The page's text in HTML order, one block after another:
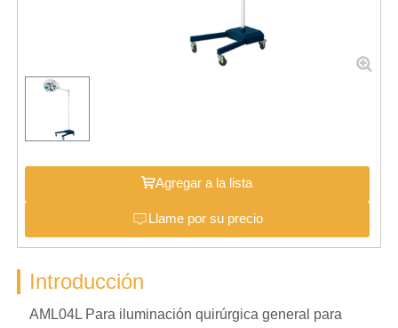
Agregar a la lista
Llame por su precio
Introducción
AML04L Para iluminación quirúrgica general para